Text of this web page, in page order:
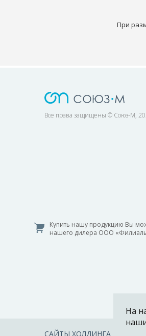
При
Все права защищены © Союз-М,
Купить нашу продукцию Вы
нашего дилера ООО
САЙТЫ ХОЛДИНГА
На